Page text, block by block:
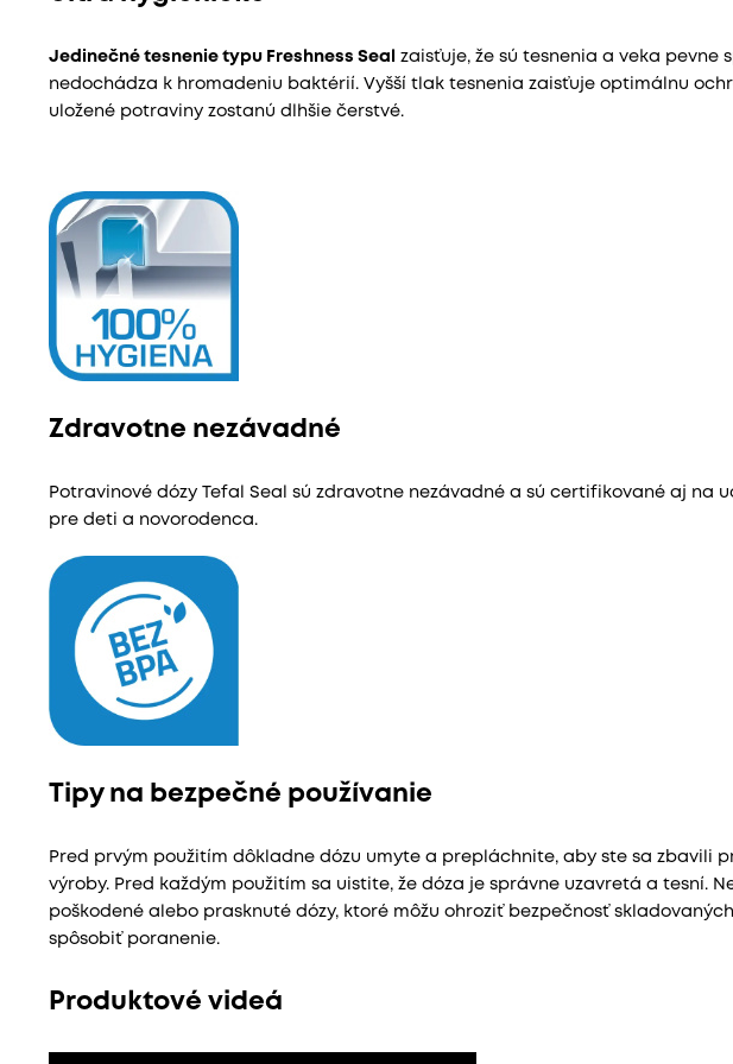
Jedinečné tesnenie typu Freshness Seal
zaisťuje, že sú tesnenia a veka pevne
nedochádza k hromadeniu baktérií. Vyšší tlak tesnenia zaisťuje optimálnu
uložené potraviny zostanú dlhšie čerstvé.
Zdravotne nezávadné
Potravinové dózy Tefal Seal sú zdravotne nezávadné a sú certifikované aj na
pre deti a novorodenca.
Tipy na bezpečné používanie
Pred prvým použitím dôkladne dózu umyte a prepláchnite, aby ste sa zbavili
výroby. Pred každým použitím sa uistite, že dóza je správne uzavretá a tesní.
poškodené alebo prasknuté dózy, ktoré môžu ohroziť bezpečnosť
spôsobiť poranenie.
Produktové videá